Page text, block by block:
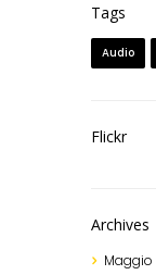
Tags
Audio
Flickr
Archives
Maggio